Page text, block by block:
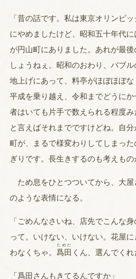
「昔の話です。私は東京オリンピ
にやめましたけど、昭和五十年代
が円山町にありました。あれが最
しょうねぇ。昭和のおわり、バブ
地上げにあって、料亭がほぼほぼな
平成を乗り越え、令和までどうに
者はいても片手で数えられる程度
と言えばそれまでですけどね。自
町が、まるで様変わりしてしまっ
ぎりです。長生きするのも考えもの
ため息をひとつついてから、大
のような表情になる。
「ごめんなさいね、店先でこんな
って。いけない、いけない。花屋
わなくちゃ。 爲田
ためだ
くん、選んでくれ
「爲田さんもきてるんですか」